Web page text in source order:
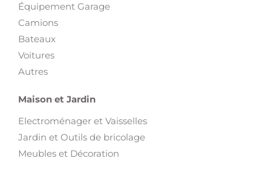
Équipement Garage
Camions
Bateaux
Voitures
Autres
Maison et Jardin
Electroménager et Vaisselles
Jardin et Outils de bricolage
Meubles et Décoration